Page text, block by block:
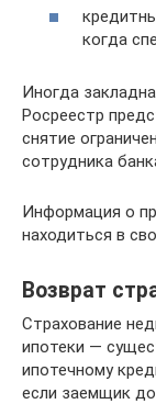
когда
Иногда
Росреестр
снятие
сотрудника
Информация о
находиться в
Возврат
Страхование
ипотеки —
ипотечному
если заемщик